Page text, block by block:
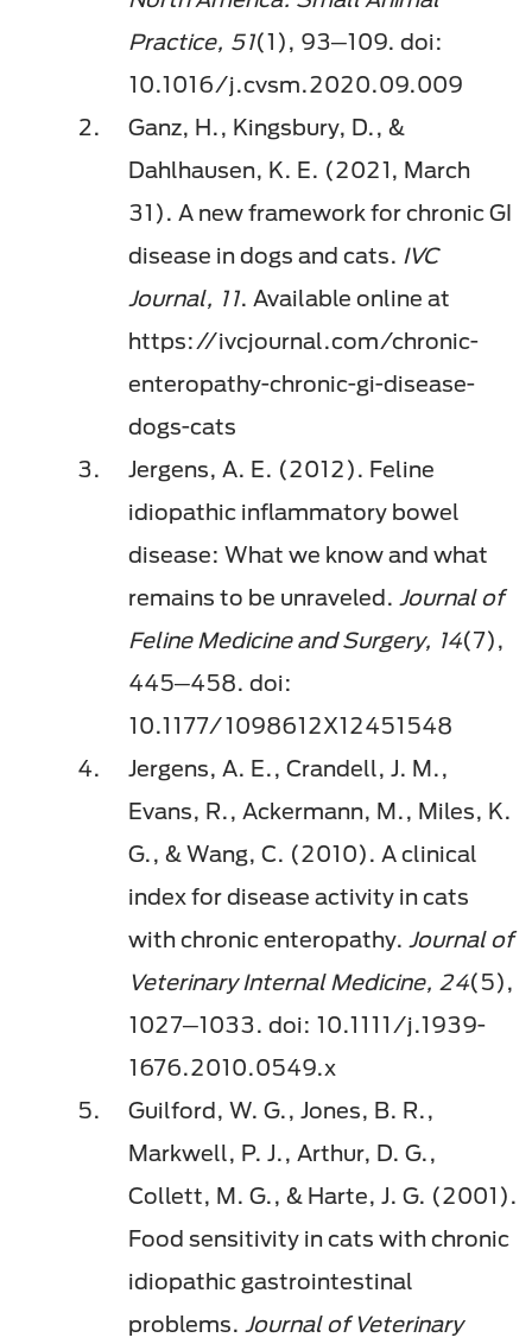
Practice, 51(1), 93─109. doi:
10.1016/j.cvsm.2020.09.009
Ganz, H., Kingsbury, D., &
Dahlhausen, K. E. (2021, March
31). A new framework for chronic GI
disease in dogs and cats. IVC
Journal, 11. Available online at
https://ivcjournal.com/chronic-
enteropathy-chronic-gi-disease-
dogs-cats
Jergens, A. E. (2012). Feline
idiopathic inflammatory bowel
disease: What we know and what
remains to be unraveled. Journal of
Feline Medicine and Surgery, 14(7),
445─458. doi:
10.1177/1098612X12451548
Jergens, A. E., Crandell, J. M.,
Evans, R., Ackermann, M., Miles, K.
G., & Wang, C. (2010). A clinical
index for disease activity in cats
with chronic enteropathy. Journal of
Veterinary Internal Medicine, 24(5),
1027─1033. doi: 10.1111/j.1939-
1676.2010.0549.x
Guilford, W. G., Jones, B. R.,
Markwell, P. J., Arthur, D. G.,
Collett, M. G., & Harte, J. G. (2001).
Food sensitivity in cats with chronic
idiopathic gastrointestinal
problems. Journal of Veterinary